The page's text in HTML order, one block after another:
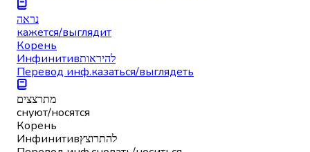
נראה
кажется/выглядит
Корень
Инфинитивלהיראות
Перевод инф.казаться/выглядеть
מתרצצים
снуют/носятся
Корень
Инфинитивלהתרוצץ